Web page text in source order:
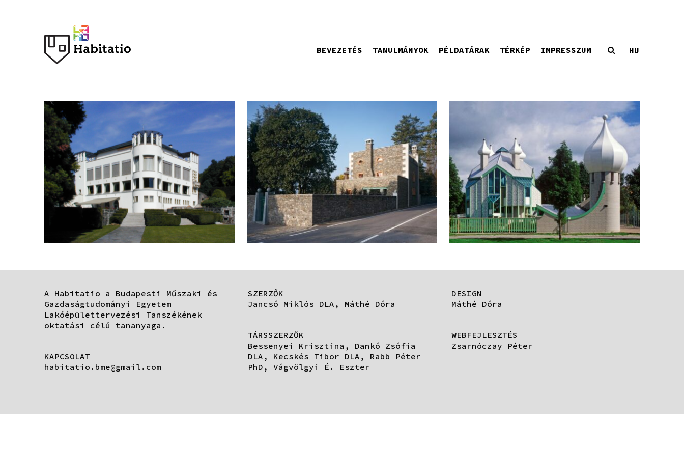
BEVEZETÉS TANULMÁNYOK PÉLDATÁRAK TÉRKÉP IMPRESSZUM HU
A Habitatio a Budapesti Műszaki és
Gazdaságtudományi Egyetem
Lakóépülettervezési Tanszékének
oktatási célú tananyaga.
KAPCSOLAT
habitatio.bme@gmail.com
SZERZŐK
Jancsó Miklós DLA, Máthé Dóra
TÁRSSZERZŐK
Bessenyei Krisztina, Dankó Zsófia
DLA, Kecskés Tibor DLA, Rabb Péter
PhD, Vágvölgyi É. Eszter
DESIGN
Máthé Dóra
WEBFEJLESZTÉS
Zsarnóczay Péter